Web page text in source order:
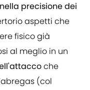
precisione dei
aspetti che
fisico già
al meglio in un
che
(col